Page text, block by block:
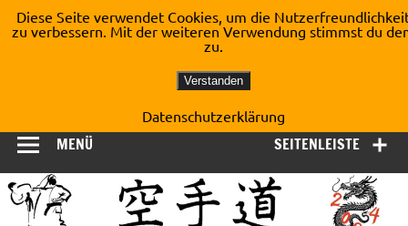
Inhalt
springen
Shotokan Karate Dojo
Kirchberg e.V.
SEITENLEISTE
MENÜ
Diese Seite verwendet Cookies, um die
zu verbessern. Mit der weiteren Verwendung stimmst du
zu.
Verstanden
Datenschutzerklärung